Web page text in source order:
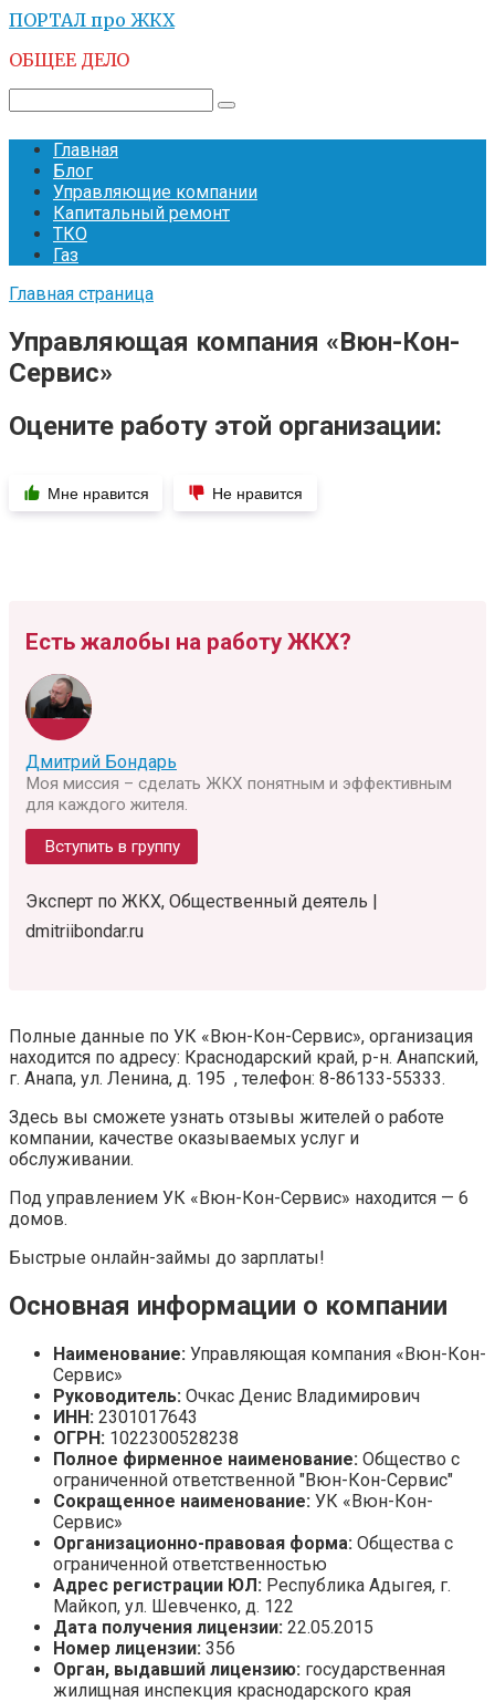
Перейти
контенту
ПОРТАЛ про ЖКХ
ОБЩЕЕ ДЕЛО
Главная
Блог
Управляющие компании
Капитальный ремонт
ТКО
Газ
Главная страница
Управляющая компания «Вюн-Кон-
Сервис»
Оцените работу этой организации:
Мне нравится Не нравится
Есть жалобы на работу ЖКХ?
Дмитрий Бондарь
Моя миссия – сделать ЖКХ понятным и эффективным
для каждого жителя.
Вступить в группу
Эксперт по ЖКХ, Общественный деятель |
dmitriibondar.ru
Полные данные по УК «Вюн-Кон-Сервис», организация
находится по адресу: Краснодарский край, р-н. Анапский,
г. Анапа, ул. Ленина, д. 195 , телефон: 8-86133-55333.
Здесь вы сможете узнать отзывы жителей о работе
компании, качестве оказываемых услуг и
обслуживании.
Под управлением УК «Вюн-Кон-Сервис» находится — 6
домов.
Быстрые онлайн-займы до зарплаты!
Основная информации о компании
Наименование: Управляющая компания «Вюн-Кон-
Сервис»
Руководитель: Очкас Денис Владимирович
ИНН: 2301017643
ОГРН: 1022300528238
Полное фирменное наименование: Общество с
ограниченной ответственной "Вюн-Кон-Сервис"
Сокращенное наименование: УК «Вюн-Кон-
Сервис»
Организационно-правовая форма: Общества с
ограниченной ответственностью
Адрес регистрации ЮЛ: Республика Адыгея, г.
Майкоп, ул. Шевченко, д. 122
Дата получения лицензии: 22.05.2015
Номер лицензии: 356
Орган, выдавший лицензию: государственная
жилищная инспекция краснодарского края